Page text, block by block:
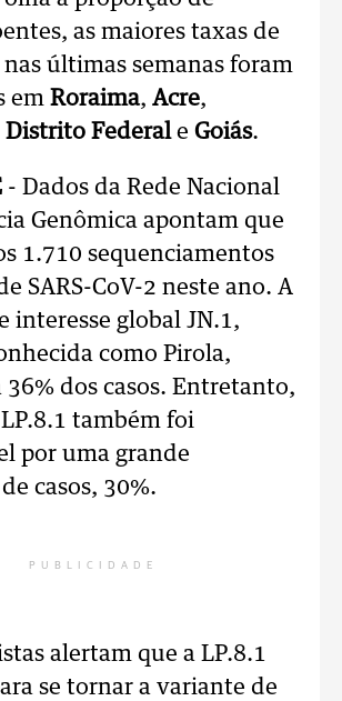
as maiores taxas de
últimas semanas foram
em Roraima, Acre,
Distrito Federale Goiás.
- Dados da Rede Nacional
Genômica apontam que
1.710 sequenciamentos
SARS-CoV-2 neste ano. A
interesse global JN.1,
como Pirola,
36% dos casos. Entretanto,
também foi
por uma grande
casos, 30%.
PUBLICIDADE
alertam que a LP.8.1
se tornar a variante de